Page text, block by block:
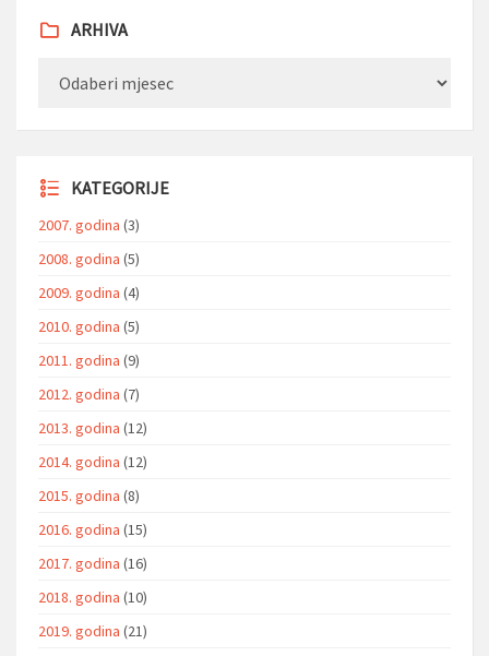
ARHIVA
KATEGORIJE
2007. godina (3)
2008. godina (5)
2009. godina (4)
2010. godina (5)
2011. godina (9)
2012. godina (7)
2013. godina (12)
2014. godina (12)
2015. godina (8)
2016. godina (15)
2017. godina (16)
2018. godina (10)
2019. godina (21)